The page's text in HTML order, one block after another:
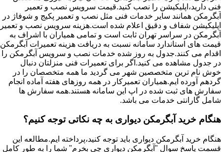
فنی دارید،اپلیکیشن را نصب کنید.قیمت سرویس نصب و تعمیر
آبگرمکن همانند سایر خدمات فنی مثل نصب و تعمیر پکیج و شوفاژ در
اپلیکیشن شفاف و دقیق اعلام شده است.هزینه سرویس نصب و تعمیر
آبگرمکن در سراسر تهران ثابت است و تمامی همیاران با اشراف به
قیمت های استاندارد سامانه نسبت به دریافت هزینه تعمیرات آبگرمکن
اقدام می کنند.جدول به روز شده خدمات نصب و سرویس آبگرمکن را
در جدول مشاهده می کنید.اگر برای تعمیرات فنی منزلتان دنبال
خوش نام ترین متخصصین شهر می گردید ما همه متخصصان را در
گردهم آورده ایم.همیاران تعمیرکار در همه روزهای هفته آماده انجام
سفارش های ثبت شده در اپ این سامانه هستند.همه سفارش ها
شامل گارانتی خدمات می باشد.
هنگام خرید آبگرمکن دیواری به چه نکاتی توجه کنیم؟
هنگام خرید آبگرمکن دیواری باید توجه کنید،پرداخته ایم.مطالعه این
قسمت پاسخ سوال "آبگرمکن دیواری چی بخرم" شما را به طور کامل